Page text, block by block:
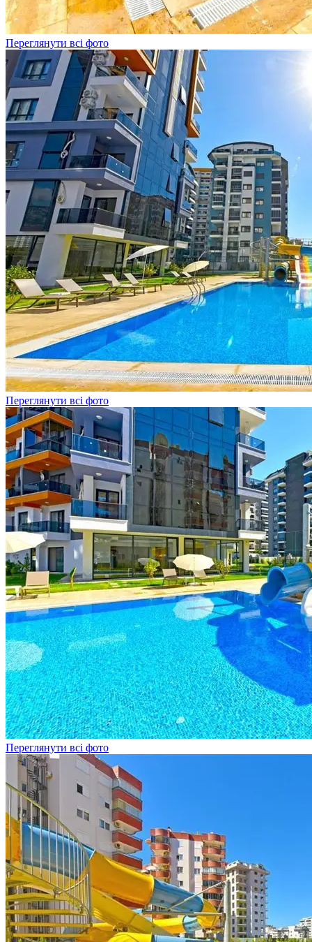
Переглянути всі фото
Переглянути всі фото
Переглянути всі фото